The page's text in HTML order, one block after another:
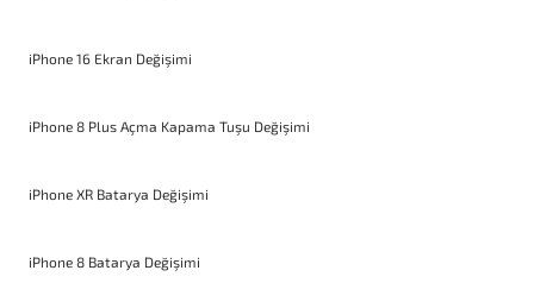
iPhone 16 Ekran Değişimi
iPhone 8 Plus Açma Kapama Tuşu Değişimi
iPhone XR Batarya Değişimi
iPhone 8 Batarya Değişimi